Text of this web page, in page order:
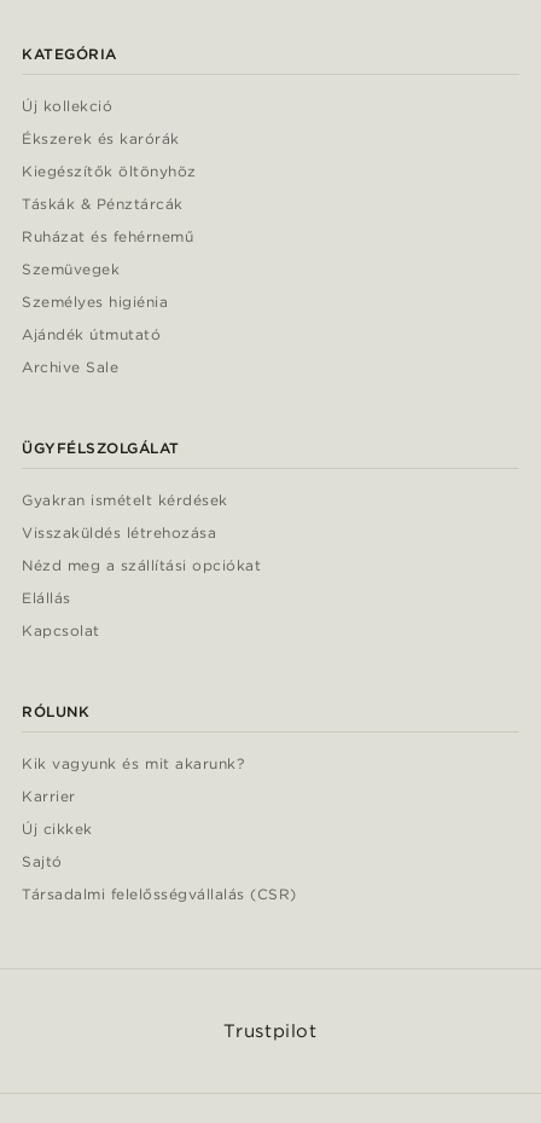
KATEGÓRIA
Új kollekció
Ékszerek és karórák
Kiegészítők öltönyhöz
Táskák & Pénztárcák
Ruházat és fehérnemű
Szemüvegek
Személyes higiénia
Ajándék útmutató
Archive Sale
ÜGYFÉLSZOLGÁLAT
Gyakran ismételt kérdések
Visszaküldés létrehozása
Nézd meg a szállítási opciókat
Elállás
Kapcsolat
RÓLUNK
Kik vagyunk és mit akarunk?
Karrier
Új cikkek
Sajtó
Társadalmi felelősségvállalás (CSR)
Trustpilot